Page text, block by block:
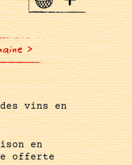
>
des vins en
en
offerte